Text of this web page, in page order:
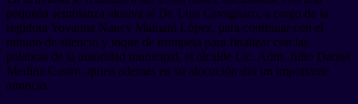
pequeña semblanza alusiva al Dr. Luis Cavagnaro, a cargo de la
regidora Yovanna Nancy Mamani López, para continuar con el
minuto de silencio y toque de trompeta para finalizar con las
palabras de la autoridad municipal, el alcalde Lic. Adm. Julio Daniel
Medina Castro, quien además en su alocución dio un importante
anuncio.